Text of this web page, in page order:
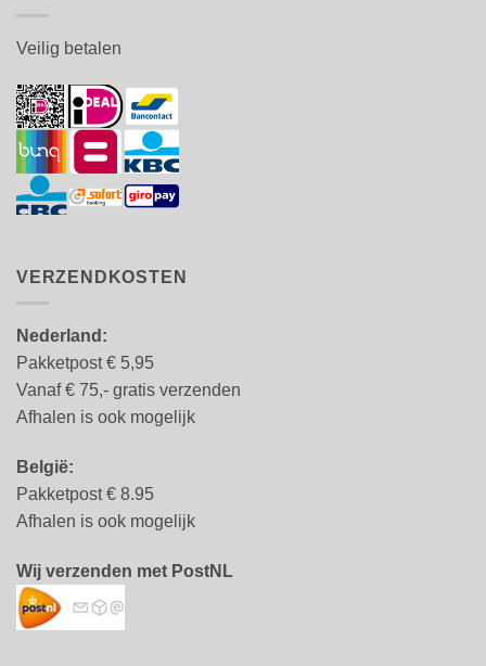
Veilig betalen
VERZENDKOSTEN
Nederland:
Pakketpost € 5,95
Vanaf € 75,- gratis verzenden
Afhalen is ook mogelijk
België:
Pakketpost € 8.95
Afhalen is ook mogelijk
Wij verzenden met PostNL